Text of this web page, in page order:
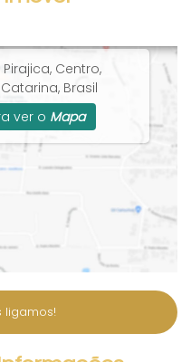
Pirajica, Centro,
, Brasil
ver o Mapa
ligamos!